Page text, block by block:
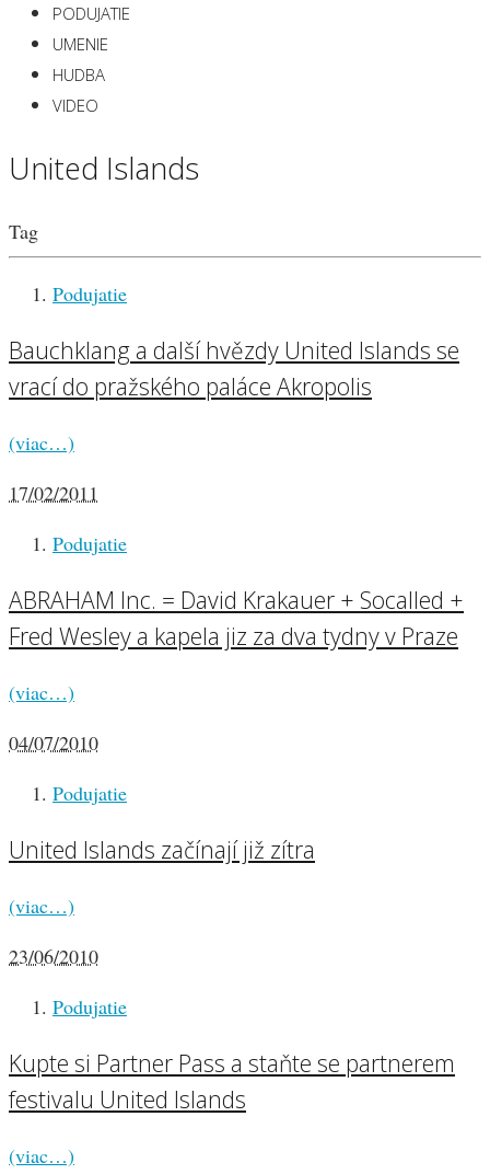
PODUJATIE
UMENIE
HUDBA
VIDEO
United Islands
Tag
Podujatie
Bauchklang a další hvězdy United Islands se
vrací do pražského paláce Akropolis
(viac…)
17/02/2011
Podujatie
ABRAHAM Inc. = David Krakauer + Socalled +
Fred Wesley a kapela jiz za dva tydny v Praze
(viac…)
04/07/2010
Podujatie
United Islands začínají již zítra
(viac…)
23/06/2010
Podujatie
Kupte si Partner Pass a staňte se partnerem
festivalu United Islands
(viac…)